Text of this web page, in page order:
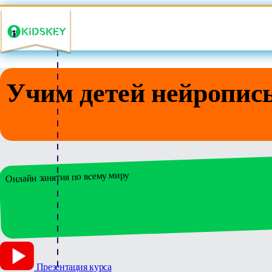
Учим детей
Онлайн занятия по всему миру
Презентация курса